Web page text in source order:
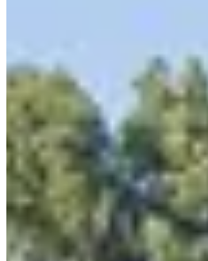
Compartir
Compartir
Ver todas las fotos
Ver todas las fotos
1 / 5
Acerca de
Carreras UbicaciónOrganizador
may
?
Fecha
Mayo de 2027
Fecha por confirmar